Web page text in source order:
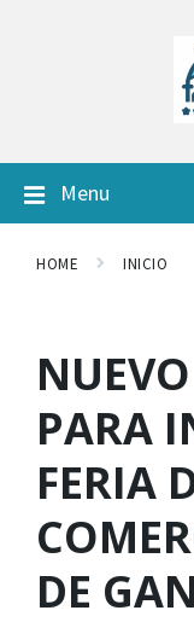
Menu
HOME INICIO
PARA
FERIA
DE